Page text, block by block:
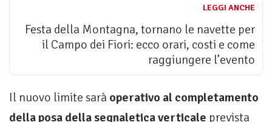
LEGGI ANCHE
Festa della Montagna, tornano le navette per
il Campo dei Fiori: ecco orari, costi e come
raggiungere l’evento
Il nuovo limite sarà operativo al completamento
della posa della segnaletica verticale prevista